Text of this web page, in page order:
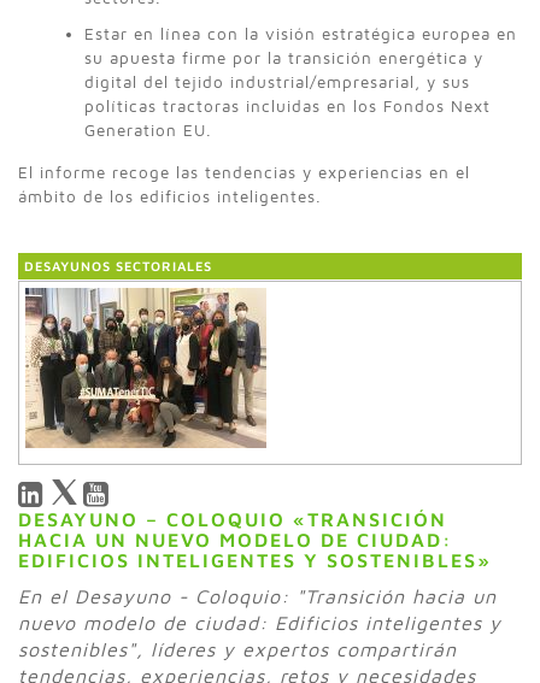
Estar en línea con la visión estratégica europea en
su apuesta firme por la transición energética y
digital del tejido industrial/empresarial, y sus
políticas tractoras incluidas en los Fondos Next
Generation EU.
El informe recoge las tendencias y experiencias en el
ámbito de los edificios inteligentes.
DESAYUNOS SECTORIALES
DESAYUNO – COLOQUIO «TRANSICIÓN
HACIA UN NUEVO MODELO DE CIUDAD:
EDIFICIOS INTELIGENTES Y SOSTENIBLES»
En el Desayuno - Coloquio: "Transición hacia un
nuevo modelo de ciudad: Edificios inteligentes y
sostenibles", líderes y expertos compartirán
tendencias, experiencias, retos y necesidades